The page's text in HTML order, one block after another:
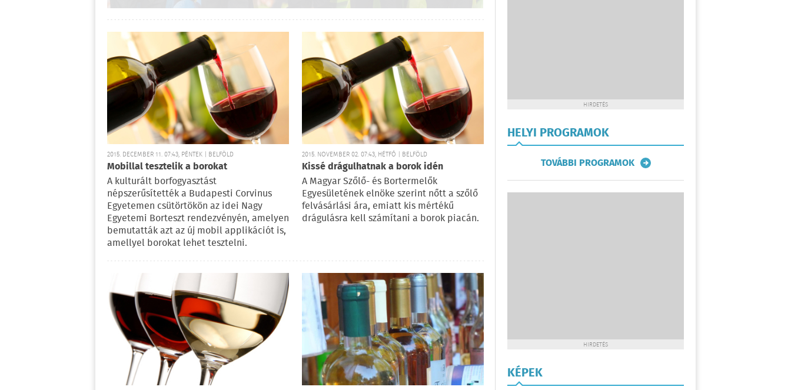
2015. DECEMBER 11. 07:43, PÉNTEK | BELFÖLD
Mobillal tesztelik a borokat
A kulturált borfogyasztást
népszerűsítették a Budapesti Corvinus
Egyetemen csütörtökön az idei Nagy
Egyetemi Borteszt rendezvényén, amelyen
bemutatták azt az új mobil applikációt is,
amellyel borokat lehet tesztelni.
2015. NOVEMBER 02. 07:43, HÉTFŐ | BELFÖLD
Kissé drágulhatnak a borok idén
A Magyar Szőlő- és Bortermelők
Egyesületének elnöke szerint nőtt a szőlő
felvásárlási ára, emiatt kis mértékű
drágulásra kell számítani a borok piacán.
HIRDETÉS
HELYI PROGRAMOK
TOVÁBBI PROGRAMOK
HIRDETÉS
KÉPEK